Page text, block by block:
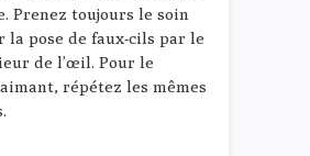
Prenez toujours le soin
la pose de faux-cils par le
de l’œil. Pour le
répétez les mêmes